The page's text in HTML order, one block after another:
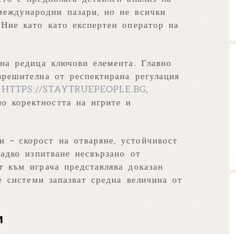
пазари, но не всички
като като експертен оператор на
редица ключови елемента. Главно
от респектирана регулация
HTTPS://STAYTRUEPEOPLE.BG
коректността на игрите и
– скорост на отваряне, устойчивост
изпитване несвързано от
към играча представлява доказан
запазват средна величина от